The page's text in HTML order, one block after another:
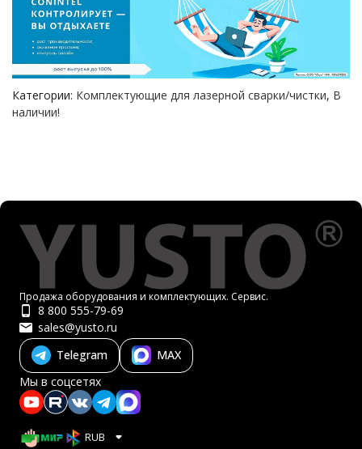
Категории: Комплектующие для лазерной сварки/чистки, В
наличии!
Продажа оборудования и комплектующих. Сервис.
8 800 555-79-69
sales@yusto.ru
Telegram
MAX
Мы в соцсетях
RUB